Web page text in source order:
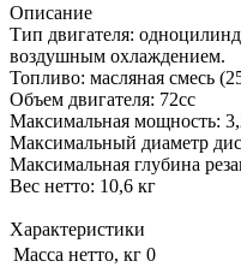
Описание
Тип двигателя:
воздушным охлаждением.
Топливо: масляная смесь
Объем двигателя: 72cc
Максимальная мощность:
Максимальный диаметр
Максимальная глубина
Вес нетто: 10,6 кг
Характеристики
Масса нетто, кг 0